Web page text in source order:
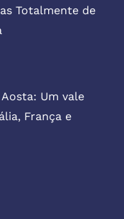
Totalmente de
Um vale
França e